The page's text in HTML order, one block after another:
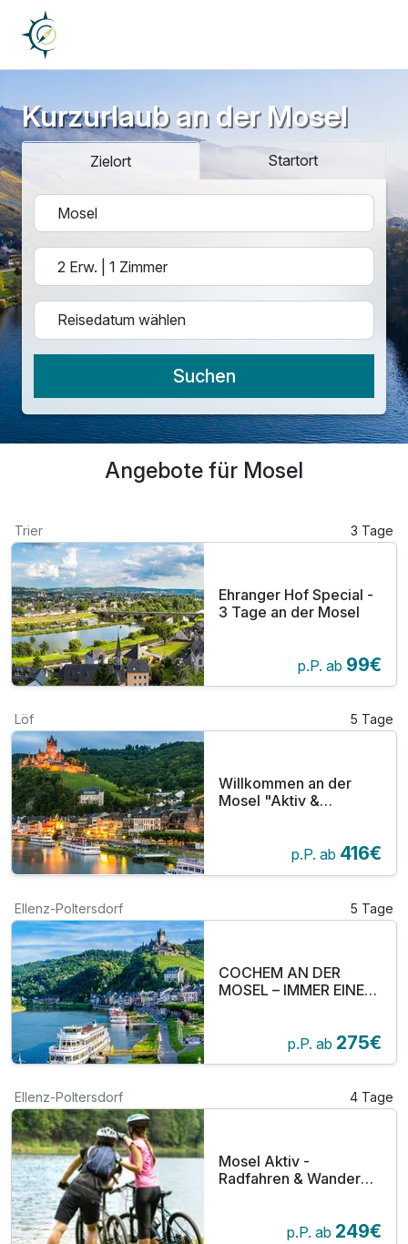
Kurzurlaub an der Mosel
Zielort Startort
Suchen
Angebote für Mosel
Trier 3 Tage
Ehranger Hof Special -
3 Tage an der Mosel
p.P. ab 99€
Löf 5 Tage
Willkommen an der
Mosel "Aktiv &
p.P. ab 416€
Ellenz-Poltersdorf 5 Tage
COCHEM AN DER
MOSEL – IMMER EINEN
p.P. ab 275€
Ellenz-Poltersdorf 4 Tage
Mosel Aktiv -
Radfahren & Wandern
p.P. ab 249€